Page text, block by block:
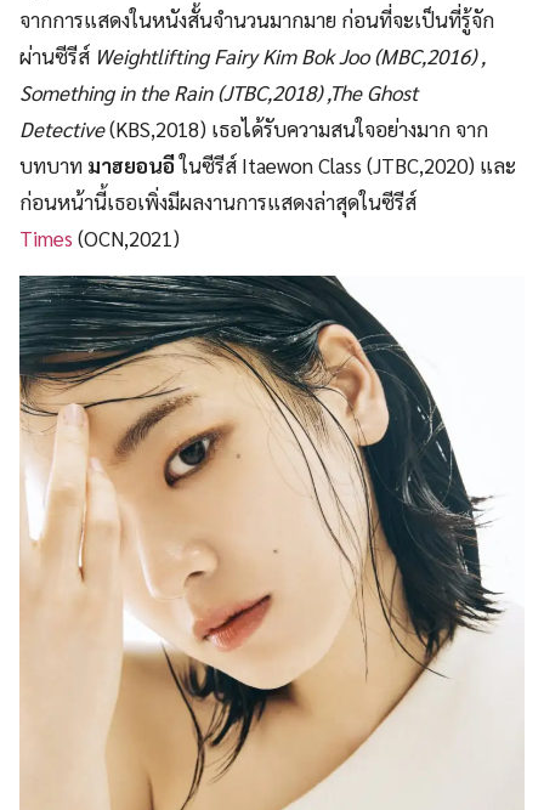
จากการแสดงในหนังสั้นจำนวนมากมาย ก่อนที่จะเป็นที่รู้จัก
ผ่านซีรีส์ Weightlifting Fairy Kim Bok Joo (MBC,2016) ,
Something in the Rain (JTBC,2018) ,The Ghost
Detective(KBS,2018) เธอได้รับความสนใจอย่างมาก จาก
บทบาท มาฮยอนอีในซีรีส์ Itaewon Class (JTBC,2020) และ
ก่อนหน้านี้เธอเพิ่งมีผลงานการแสดงล่าสุดในซีรีส์
Times (OCN,2021)